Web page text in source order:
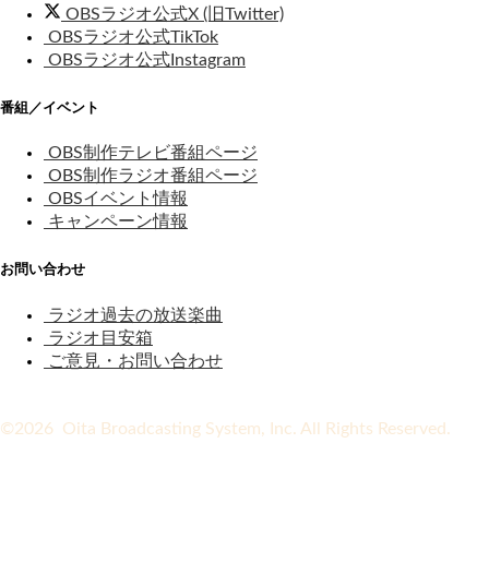
OBSラジオ公式X (旧Twitter)
OBSラジオ公式TikTok
OBSラジオ公式Instagram
番組／イベント
OBS制作テレビ番組ページ
OBS制作ラジオ番組ページ
OBSイベント情報
キャンペーン情報
お問い合わせ
ラジオ過去の放送楽曲
ラジオ目安箱
ご意見・お問い合わせ
©2026 Oita Broadcasting System, Inc. All Rights Reserved.